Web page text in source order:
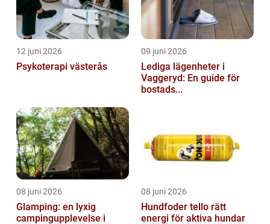
12 juni 2026
Psykoterapi västerås
09 juni 2026
Lediga lägenheter i
Vaggeryd: En guide för
bostads...
08 juni 2026
Glamping: en lyxig
campingupplevelse i
08 juni 2026
Hundfoder tello rätt
energi för aktiva hundar